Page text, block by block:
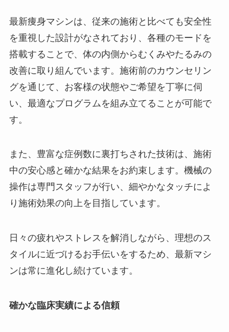
最新痩身マシンは、従来の施術と比べても安全性
を重視した設計がなされており、各種のモードを
搭載することで、体の内側からむくみやたるみの
改善に取り組んでいます。施術前のカウンセリン
グを通じて、お客様の状態やご希望を丁寧に伺
い、最適なプログラムを組み立てることが可能で
す。
また、豊富な症例数に裏打ちされた技術は、施術
中の安心感と確かな結果をお約束します。機械の
操作は専門スタッフが行い、細やかなタッチによ
り施術効果の向上を目指しています。
日々の疲れやストレスを解消しながら、理想のス
タイルに近づけるお手伝いをするため、最新マシ
ンは常に進化し続けています。
確かな臨床実績による信頼